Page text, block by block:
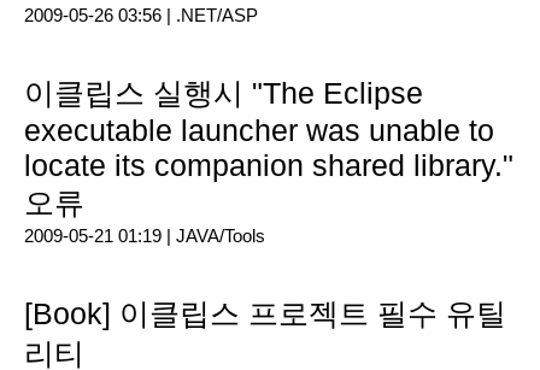
2009-05-26 03:56 | .NET/ASP
이클립스 실행시 "The Eclipse
executable launcher was unable to
locate its companion shared library."
오류
2009-05-21 01:19 | JAVA/Tools
[Book] 이클립스 프로젝트 필수 유틸
리티